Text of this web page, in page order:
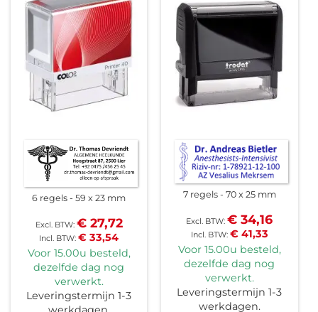
6 regels 59 x 23 mm
€ 33,54
€ 27,72
Voor 15.00u besteld,
dezelfde dag nog
verwerkt.
Leveringstermijn 1-3
7 regels 70 x 25 mm
€ 41,33
€ 34,16
Voor 15.00u besteld,
dezelfde dag nog
verwerkt.
Leveringstermijn 1-3
werkdagen.